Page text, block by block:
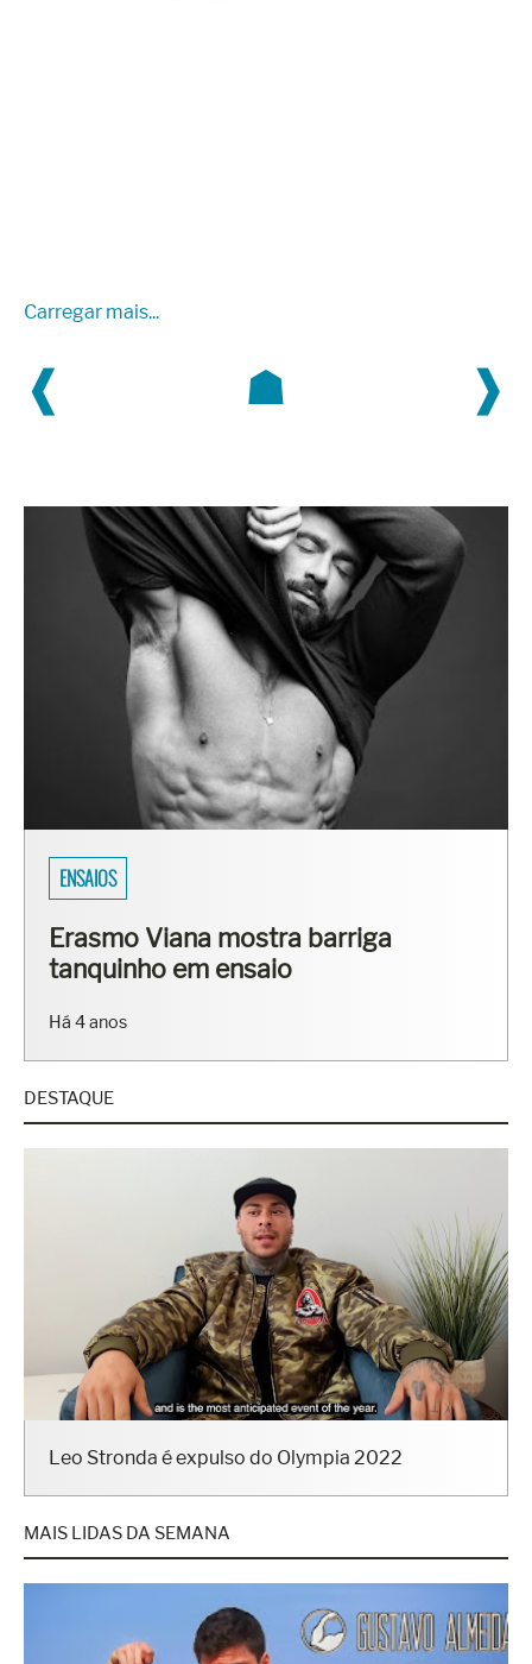
Carregar mais...
❰ ❱
☗
SARADOS DO BRASIL
Fisiculturistas Lucas Luz e Vinícius
Ribeiro mostram os corpos sarados
DESTAQUE
MAIS LIDAS DA SEMANA